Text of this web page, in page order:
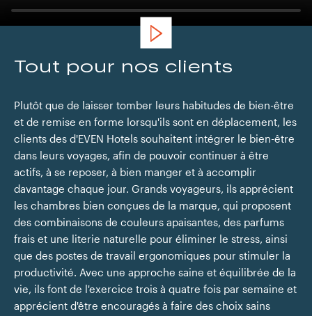
Tout pour nos clients
Plutôt que de laisser tomber leurs habitudes de bien-être
et de remise en forme lorsqu'ils sont en déplacement, les
clients des d'EVEN Hotels souhaitent intégrer le bien-être
dans leurs voyages, afin de pouvoir continuer à être
actifs, à se reposer, à bien manger et à accomplir
davantage chaque jour. Grands voyageurs, ils apprécient
les chambres bien conçues de la marque, qui proposent
des combinaisons de couleurs apaisantes, des parfums
frais et une literie naturelle pour éliminer le stress, ainsi
que des postes de travail ergonomiques pour stimuler la
productivité. Avec une approche saine et équilibrée de la
vie, ils font de l'exercice trois à quatre fois par semaine et
apprécient d'être encouragés à faire des choix sains